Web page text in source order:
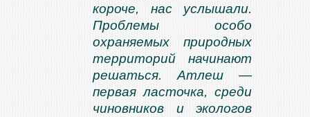
короче, нас услышали.
Проблемы особо
охраняемых природных
территорий начинают
решаться. Атлеш —
первая ласточка, среди
чиновников и экологов